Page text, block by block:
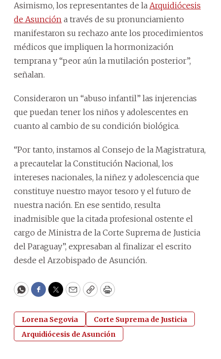
Asimismo, los representantes de la Arquidiócesis
de Asunción a través de su pronunciamiento
manifestaron su rechazo ante los procedimientos
médicos que impliquen la hormonización
temprana y “peor aún la mutilación posterior”,
señalan.
Consideraron un “abuso infantil” las injerencias
que puedan tener los niños y adolescentes en
cuanto al cambio de su condición biológica.
“Por tanto, instamos al Consejo de la Magistratura,
a precautelar la Constitución Nacional, los
intereses nacionales, la niñez y adolescencia que
constituye nuestro mayor tesoro y el futuro de
nuestra nación. En ese sentido, resulta
inadmisible que la citada profesional ostente el
cargo de Ministra de la Corte Suprema de Justicia
del Paraguay”, expresaban al finalizar el escrito
desde el Arzobispado de Asunción.
WhatsApp
Facebook
Twitter
EmailCopyPrint
Lorena Segovia
Corte Suprema de Justicia
Arquidiócesis de Asunción